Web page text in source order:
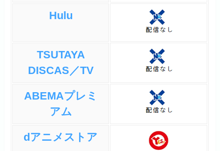
Hulu
TSUTAYA
DISCAS／TV
ABEMAプレミ
アム
dアニメストア